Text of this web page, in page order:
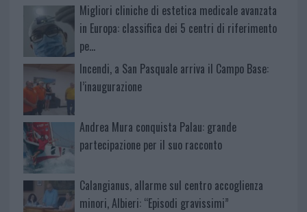
Migliori cliniche di estetica medicale avanzata
in Europa: classifica dei 5 centri di riferimento
pe…
Incendi, a San Pasquale arriva il Campo Base:
l’inaugurazione
Andrea Mura conquista Palau: grande
partecipazione per il suo racconto
Calangianus, allarme sul centro accoglienza
minori, Albieri: “Episodi gravissimi”